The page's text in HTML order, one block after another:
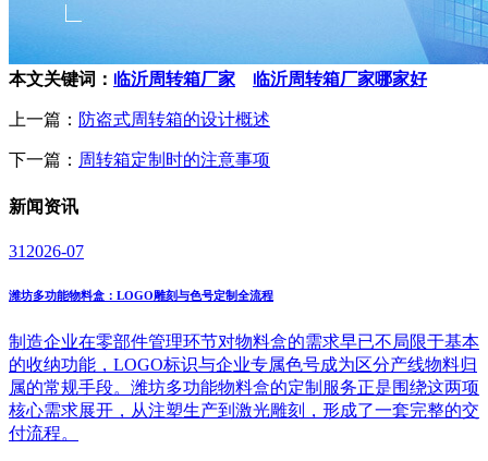
本文关键词： 临沂周转箱厂家 临沂周转箱厂家哪家好
上一篇： 防盗式周转箱的设计概述
下一篇： 周转箱定制时的注意事项
新闻资讯
31 2026-07
潍坊多功能物料盒：LOGO雕刻与色号定制全流程
制造企业在零部件管理环节对物料盒的需求早已不局限于基本
的收纳功能，LOGO标识与企业专属色号成为区分产线物料归
属的常规手段。潍坊多功能物料盒的定制服务正是围绕这两项
核心需求展开，从注塑生产到激光雕刻，形成了一套完整的交
付流程。